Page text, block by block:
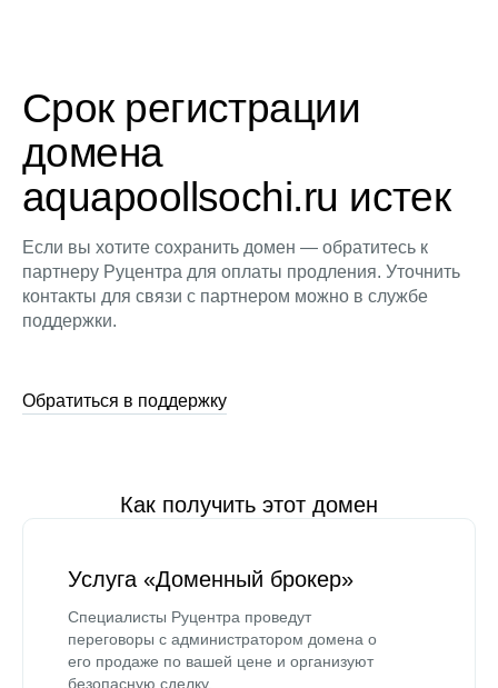
Срок регистрации
домена
aquapoollsochi.ru истек
Если вы хотите сохранить домен — обратитесь к
партнеру Руцентра для оплаты продления. Уточнить
контакты для связи с партнером можно в службе
поддержки.
Обратиться в поддержку
Как получить этот домен
Услуга «Доменный брокер»
Специалисты Руцентра проведут
переговоры с администратором домена о
его продаже по вашей цене и организуют
безопасную сделку.